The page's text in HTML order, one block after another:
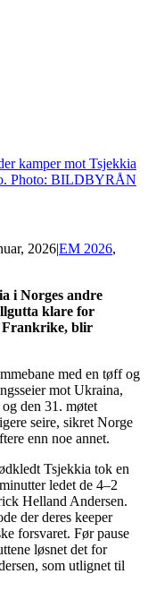
2026|EM 2026,
i Norges andre
klare for
Frankrike, blir
med en tøff og
mot Ukraina,
den 31. møtet
seire, sikret Norge
enn noe annet.
Tsjekkia tok en
ledet de 4–2
Helland Andersen.
der deres keeper
forsvaret. Før pause
løsnet det for
som utlignet til